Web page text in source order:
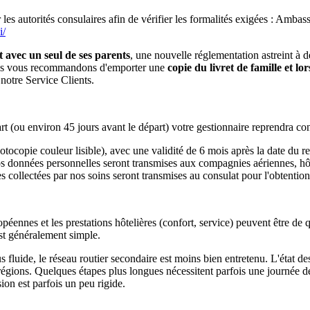
autorités consulaires afin de vérifier les formalités exigées :
un seul de ses parents, une nouvelle réglementation astreint à
vous recommandons d'emporter une copie du livret de famille et
Service Clients.
(ou environ 45 jours avant le départ) votre gestionnaire reprendra
couleur lisible), avec une validité de 6 mois après la date du
personnelles seront transmises aux compagnies aériennes,
par nos soins seront transmises au consulat pour
et les prestations hôtelières (confort, service) peuvent être
généralement simple.
le réseau routier secondaire est moins bien entretenu. L'état
Quelques étapes plus longues nécessitent parfois une journée
est parfois un peu rigide.